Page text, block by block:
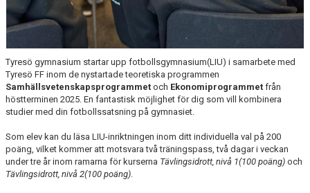
Tyresö gymnasium startar upp fotbollsgymnasium(LIU) i samarbete med
Tyresö FF inom de nystartade teoretiska programmen
Samhällsvetenskapsprogrammet och Ekonomiprogrammet från
höstterminen 2025. En fantastisk möjlighet för dig som vill kombinera
studier med din fotbollssatsning på gymnasiet.
Som elev kan du läsa LIU-inriktningen inom ditt individuella val på 200
poäng, vilket kommer att motsvara två träningspass, två dagar i veckan
under tre år inom ramarna för kurserna Tävlingsidrott, nivå 1(100 poäng) och
Tävlingsidrott, nivå 2(100 poäng).